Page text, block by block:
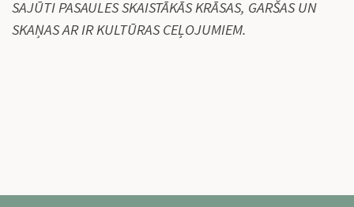
SAJŪTI PASAULES SKAISTĀKĀS KRĀSAS, GARŠAS UN
SKAŅAS AR IR KULTŪRAS CEĻOJUMIEM.